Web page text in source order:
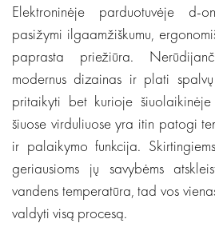
Elektroninėje parduotuvėje d-
pasižymi ilgaamžiškumu,
paprasta priežiūra.
modernus dizainas ir plati
pritaikyti bet kurioje
šiuose virduliuose yra itin patogi
ir palaikymo funkcija.
geriausioms jų savybėms
vandens temperatūra, tad vos
valdyti visą procesą.